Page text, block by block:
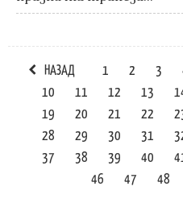
НАЗАД 1 2 3
10
11 12 13
19
20 21 22
28
29 30 31
37
38 39 40
46
47 48